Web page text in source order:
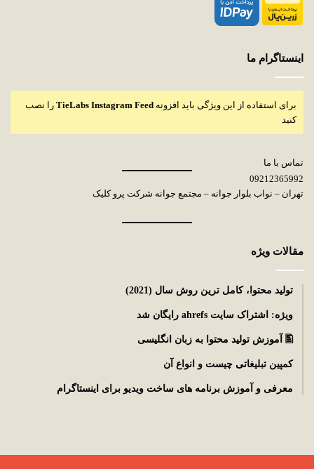
اینستاگرام ما
برای استفاده از این ویژگی باید افزونه TieLabs Instagram Feed را نصب
کنید
تماس با ما
09212365992
تهران – نواب بلوار جوانه – مجتمع جوانه شرکت پرو کلیک
مقالات ویژه
توليد محتوا، کامل ترین روش سال (2021)
ویژه: اشتراک سایت ahrefs رایگان شد
🖺 آموزش تولید محتوا به زبان انگلیسی
کمپین تبلیغاتی چیست و انواع آن
معرفی و آموزش برنامه های ساخت ویدیو برای اینستاگرام